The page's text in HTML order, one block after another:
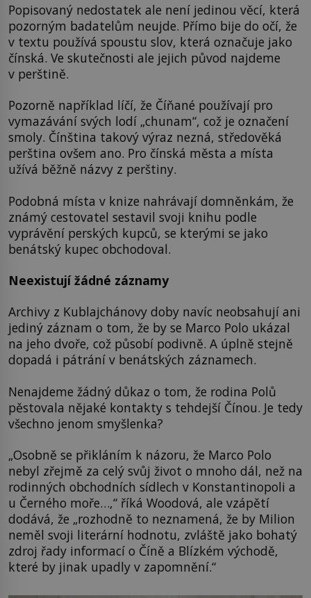
Popisovaný nedostatek ale není jedinou věcí, která
pozorným badatelům neujde. Přímo bije do očí, že
v textu používá spoustu slov, která označuje jako
čínská. Ve skutečnosti ale jejich původ najdeme
v perštině.
Pozorně například líčí, že Číňané používají pro
vymazávání svých lodí „chunam“, což je označení
smoly. Čínština takový výraz nezná, středověká
perština ovšem ano. Pro čínská města a místa
užívá běžně názvy z perštiny.
Podobná místa v knize nahrávají domněnkám, že
známý cestovatel sestavil svoji knihu podle
vyprávění perských kupců, se kterými se jako
benátský kupec obchodoval.
Neexistují žádné záznamy
Archivy z Kublajchánovy doby navíc neobsahují ani
jediný záznam o tom, že by se Marco Polo ukázal
na jeho dvoře, což působí podivně. A úplně stejně
dopadá i pátrání v benátských záznamech.
Nenajdeme žádný důkaz o tom, že rodina Polů
pěstovala nějaké kontakty s tehdejší Čínou. Je tedy
všechno jenom smyšlenka?
„Osobně se přikláním k názoru, že Marco Polo
nebyl zřejmě za celý svůj život o mnoho dál, než na
rodinných obchodních sídlech v Konstantinopoli a
u Černého moře…,“ říká Woodová, ale vzápětí
dodává, že „rozhodně to neznamená, že by Milion
neměl svoji literární hodnotu, zvláště jako bohatý
zdroj řady informací o Číně a Blízkém východě,
které by jinak upadly v zapomnění.“